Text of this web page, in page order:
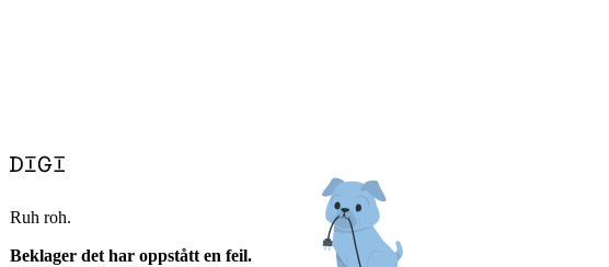
Ruh roh.
Beklager det har oppstått en feil.